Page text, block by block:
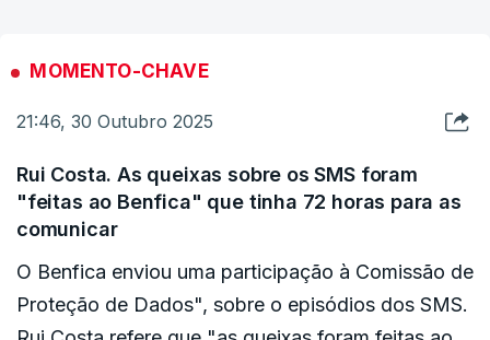
MOMENTO-CHAVE
21:46, 30 Outubro 2025
Rui Costa. As queixas sobre os SMS foram
"feitas ao Benfica" que tinha 72 horas para as
comunicar
O Benfica enviou uma participação à Comissão de
Proteção de Dados", sobre o episódios dos SMS.